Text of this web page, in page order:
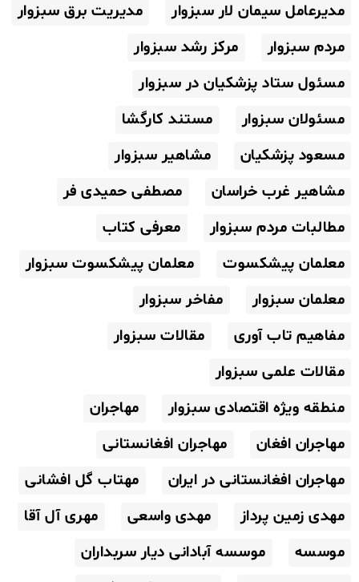
مدیرعامل سیمان لار سبزوار
مدیریت برق سبزوار
مردم سبزوار
مرکز رشد سبزوار
مسئول ستاد پزشکیان در سبزوار
مسئولان سبزوار
مستند کارگشا
مسعود پزشکیان
مشاهیر سبزوار
مشاهیر غرب خراسان
مصطفی حمیدی فر
مطالبات مردم سبزوار
معرفی کتاب
معلمان پیشکسوت
معلمان پیشکسوت سبزوار
معلمان سبزوار
مفاخر سبزوار
مفاهیم تاب آوری
مقالات سبزوار
مقالات علمی سبزوار
منطقه ویژه اقتصادی سبزوار
مهاجران
مهاجران افغان
مهاجران افغانستانی
مهاجران افغانستانی در ایران
مهتاب گل افشانی
مهدی زمین پرداز
مهدی واسعی
مهری آل آقا
موسسه
موسسه آبادانی دیار سربداران